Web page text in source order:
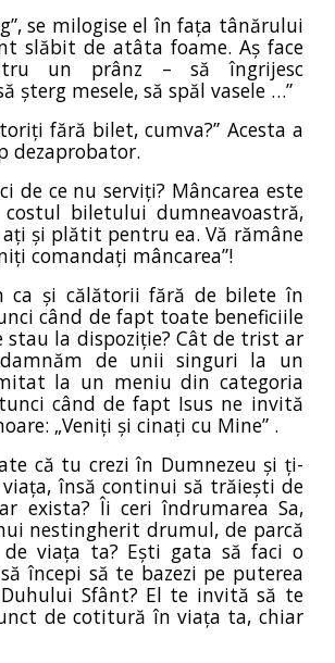
se milogise el în fața tânărului
slăbit de atâta foame. Aș face
un prânz – să îngrijesc
șterg mesele, să spăl vasele …”
fără bilet, cumva?” Acesta a
dezaprobator.
de ce nu serviți? Mâncarea este
biletului dumneavoastră,
și plătit pentru ea. Vă rămâne
comandați mâncarea”!
ca și călătorii fără de bilete în
când de fapt toate beneficiile
stau la dispoziție? Cât de trist ar
de unii singuri la un
la un meniu din categoria
când de fapt Isus ne invită
„Veniți și cinați cu Mine” .
că tu crezi în Dumnezeu și ți-
însă continui să trăiești de
exista? Îi ceri îndrumarea Sa,
nestingherit drumul, de parcă
viața ta? Ești gata să faci o
începi să te bazezi pe puterea
Sfânt? El te invită să te
de cotitură în viața ta, chiar